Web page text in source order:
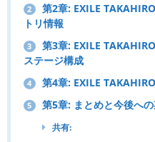
2
第2章: EXILE
トリ情報
3
第3章: EXILE
ステージ構成
4 第4章: EXILE
5 第5章: まとめと今後へ
共有: